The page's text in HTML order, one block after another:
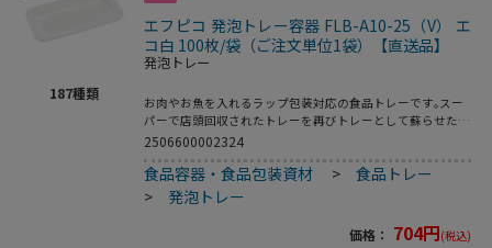
187種類
エフピコ 発泡トレー容器 FLB-A10-25（V） エ
コ白 100枚/袋（ご注文単位1袋）【直送品】
発泡トレー
お肉やお魚を入れるラップ包装対応の食品トレーです｡スー
パーで店頭回収されたトレーを再びトレーとして蘇らせたリ
サイクルトレーです｡●電子レンジ使用不可●オーブン使用
不可●耐熱温度:80℃●入数:100枚
2506600002324
食品容器・食品包装資材 >食品トレー
> 発泡トレー
価格： 704円(税込)